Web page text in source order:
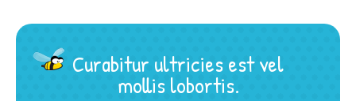
Curabitur ultricies est vel
mollis lobortis.